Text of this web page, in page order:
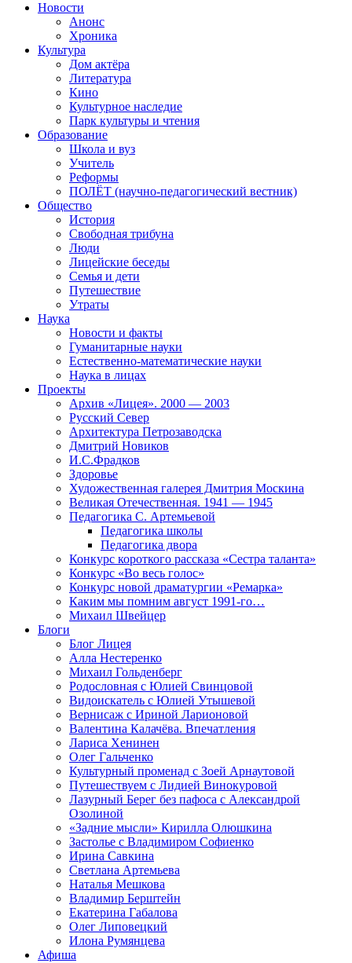
Новости
Анонс
Хроника
Культура
Дом актёра
Литература
Кино
Культурное наследие
Парк культуры и чтения
Образование
Школа и вуз
Учитель
Реформы
ПОЛЁТ (научно-педагогический вестник)
Общество
История
Свободная трибуна
Люди
Лицейские беседы
Семья и дети
Путешествие
Утраты
Наука
Новости и факты
Гуманитарные науки
Естественно-математические науки
Наука в лицах
Проекты
Архив «Лицея». 2000 — 2003
Русский Север
Архитектура Петрозаводска
Дмитрий Новиков
И.С.Фрадков
Здоровье
Художественная галерея Дмитрия Москина
Великая Отечественная. 1941 — 1945
Педагогика С. Артемьевой
Педагогика школы
Педагогика двора
Конкурс короткого рассказа «Сестра таланта»
Конкурс «Во весь голос»
Конкурс новой драматургии «Ремарка»
Каким мы помним август 1991-го…
Михаил Швейцер
Блоги
Блог Лицея
Алла Нестеренко
Михаил Гольденберг
Родословная с Юлией Свинцовой
Видоискатель с Юлией Утышевой
Вернисаж с Ириной Ларионовой
Валентина Калачёва. Впечатления
Лариса Хенинен
Олег Гальченко
Культурный променад с Зоей Арнаутовой
Путешествуем с Лидией Винокуровой
Лазурный Берег без пафоса с Александрой
Озолиной
«Задние мысли» Кирилла Олюшкина
Застолье с Владимиром Софиенко
Ирина Савкина
Светлана Артемьева
Наталья Мешкова
Владимир Берштейн
Екатерина Габалова
Олег Липовецкий
Илона Румянцева
Афиша